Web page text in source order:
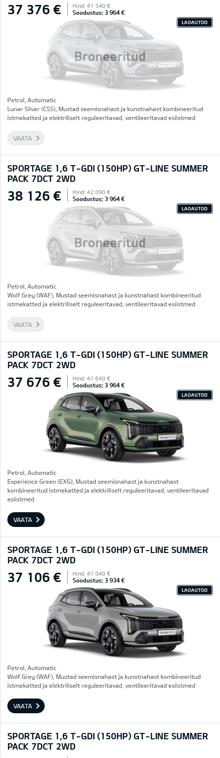
Broneeritud
37 376 € Hind: 41 340 €
Soodustus: 3 964 €
LAOAUTOD
Petrol, Automatic
Lunar Silver (CSS), Mustad seemisnahast ja kunstnahast kombineeritud
istmekatted ja elektriliselt reguleeritavad, ventileeritavad esiistmed
VAATA
SPORTAGE 1,6 T-GDI (150HP) GT-LINE SUMMER
PACK 7DCT 2WD
Broneeritud
38 126 € Hind: 42 090 €
Soodustus: 3 964 €
LAOAUTOD
Petrol, Automatic
Wolf Grey (WAF), Mustad seemisnahast ja kunstnahast kombineeritud
istmekatted ja elektriliselt reguleeritavad, ventileeritavad esiistmed
VAATA
SPORTAGE 1,6 T-GDI (150HP) GT-LINE SUMMER
PACK 7DCT 2WD
37 676 € Hind: 41 640 €
Soodustus: 3 964 €
LAOAUTOD
Petrol, Automatic
Experience Green (EXG), Mustad seemisnahast ja kunstnahast
kombineeritud istmekatted ja elektriliselt reguleeritavad, ventileeritavad
esiistmed
VAATA
SPORTAGE 1,6 T-GDI (150HP) GT-LINE SUMMER
PACK 7DCT 2WD
37 106 € Hind: 41 040 €
Soodustus: 3 934 €
LAOAUTOD
Petrol, Automatic
Wolf Grey (WAF), Mustad seemisnahast ja kunstnahast kombineeritud
istmekatted ja elektriliselt reguleeritavad, ventileeritavad esiistmed
VAATA
SPORTAGE 1,6 T-GDI (150HP) GT-LINE SUMMER
PACK 7DCT 2WD